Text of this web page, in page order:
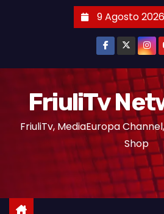
9 Agosto 2026
FriuliTv
FriuliTv, MediaEuropa
Shop